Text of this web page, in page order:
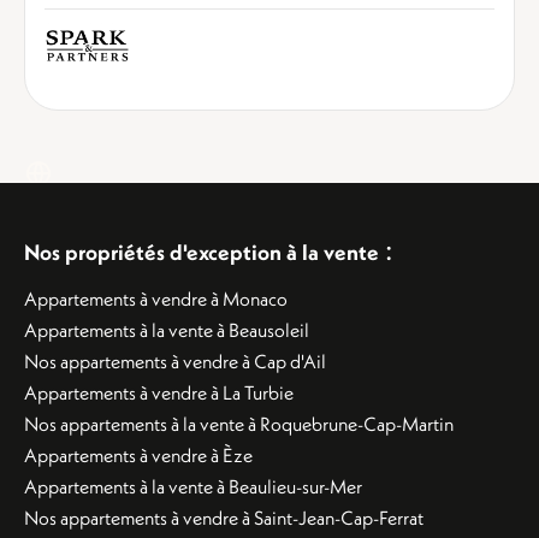
Nos propriétés d'exception à la vente :
Appartements à vendre à Monaco
Appartements à la vente à Beausoleil
Nos appartements à vendre à Cap d'Ail
Appartements à vendre à La Turbie
Nos appartements à la vente à Roquebrune-Cap-Martin
Appartements à vendre à Èze
Appartements à la vente à Beaulieu-sur-Mer
Nos appartements à vendre à Saint-Jean-Cap-Ferrat